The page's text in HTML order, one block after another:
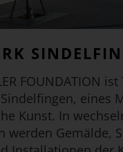
FOUNDATION
Sindelfingen, eines
Kunst. In
werden Gemälde,